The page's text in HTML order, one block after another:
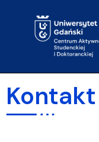
Kontakt